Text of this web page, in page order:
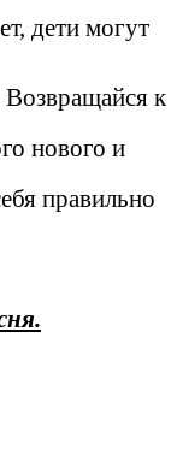
могут
к
и
правильно